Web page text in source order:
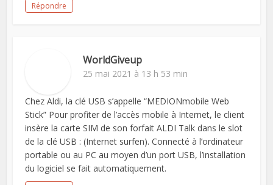
Répondre
WorldGiveup
25 mai 2021 à 13 h 53 min
Chez Aldi, la clé USB s’appelle “MEDIONmobile Web
Stick” Pour profiter de l’accès mobile à Internet, le client
insère la carte SIM de son forfait ALDI Talk dans le slot
de la clé USB : (Internet surfen). Connecté à l’ordinateur
portable ou au PC au moyen d’un port USB, l’installation
du logiciel se fait automatiquement.